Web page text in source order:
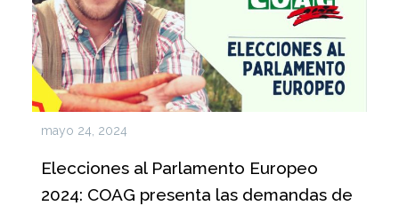
mayo 24, 2024
Elecciones al Parlamento Europeo
2024: COAG presenta las demandas de